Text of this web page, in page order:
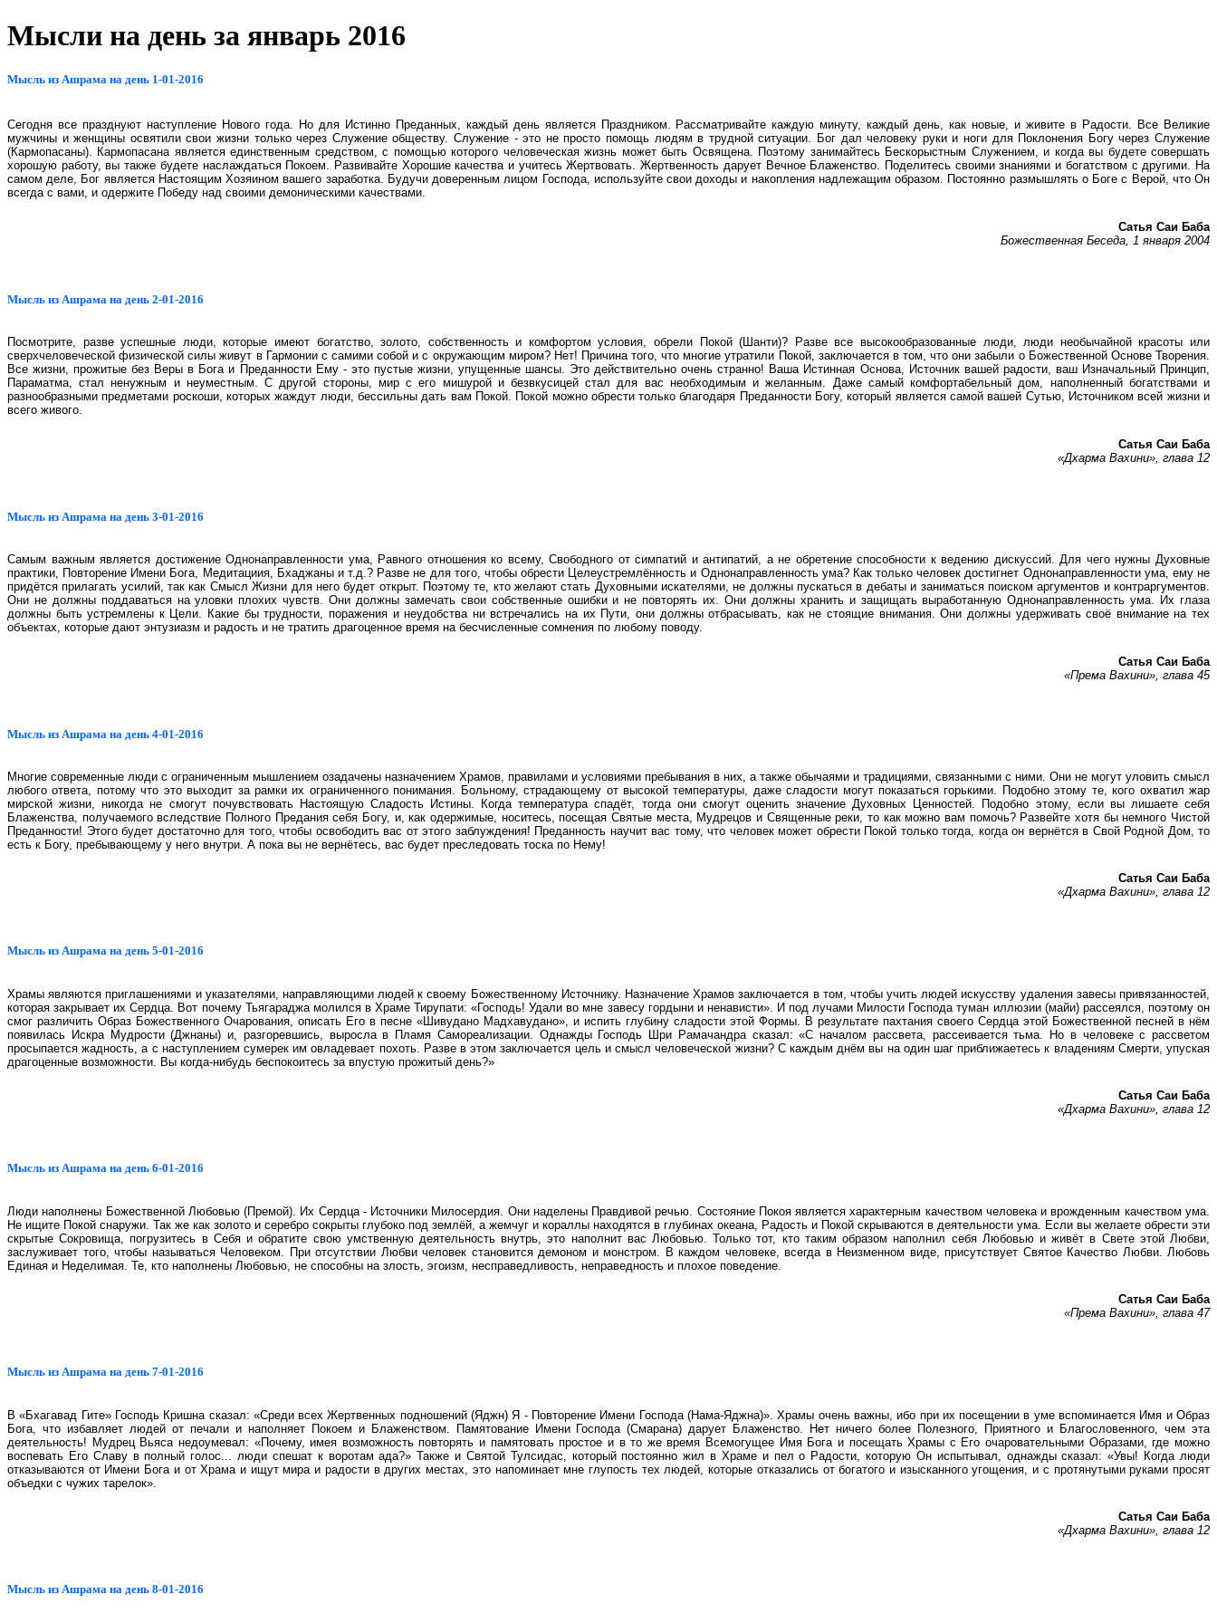
Мысли на день за январь 2016
Мысль из Ашрама на день 1-01-2016
Сегодня все празднуют наступление Нового года. Но для Истинно Преданных, каждый день является Праздником. Рассматривайте каждую минуту, каждый день, как новые, и живите в Радости. Все Великие
мужчины и женщины освятили свои жизни только через Служение обществу. Служение - это не просто помощь людям в трудной ситуации. Бог дал человеку руки и ноги для Поклонения Богу через Служение
(Кармопасаны). Кармопасана является единственным средством, с помощью которого человеческая жизнь может быть Освящена. Поэтому занимайтесь Бескорыстным Служением, и когда вы будете совершать
хорошую работу, вы также будете наслаждаться Покоем. Развивайте Хорошие качества и учитесь Жертвовать. Жертвенность дарует Вечное Блаженство. Поделитесь своими знаниями и богатством с другими. На
самом деле, Бог является Настоящим Хозяином вашего заработка. Будучи доверенным лицом Господа, используйте свои доходы и накопления надлежащим образом. Постоянно размышлять о Боге с Верой, что Он
всегда с вами, и одержите Победу над своими демоническими качествами.
Сатья Саи Баба
Божественная Беседа, 1 января 2004
Мысль из Ашрама на день 2-01-2016
Посмотрите, разве успешные люди, которые имеют богатство, золото, собственность и комфортом условия, обрели Покой (Шанти)? Разве все высокообразованные люди, люди необычайной красоты или
сверхчеловеческой физической силы живут в Гармонии с самими собой и с окружающим миром? Нет! Причина того, что многие утратили Покой, заключается в том, что они забыли о Божественной Основе Творения.
Все жизни, прожитые без Веры в Бога и Преданности Ему - это пустые жизни, упущенные шансы. Это действительно очень странно! Ваша Истинная Основа, Источник вашей радости, ваш Изначальный Принцип,
Параматма, стал ненужным и неуместным. С другой стороны, мир с его мишурой и безвкусицей стал для вас необходимым и желанным. Даже самый комфортабельный дом, наполненный богатствами и
разнообразными предметами роскоши, которых жаждут люди, бессильны дать вам Покой. Покой можно обрести только благодаря Преданности Богу, который является самой вашей Сутью, Источником всей жизни и
всего живого.
Сатья Саи Баба
«Дхарма Вахини», глава 12
Мысль из Ашрама на день 3-01-2016
Самым важным является достижение Однонаправленности ума, Равного отношения ко всему, Свободного от симпатий и антипатий, а не обретение способности к ведению дискуссий. Для чего нужны Духовные
практики, Повторение Имени Бога, Медитациия, Бхаджаны и т.д.? Разве не для того, чтобы обрести Целеустремлённость и Однонаправленность ума? Как только человек достигнет Однонаправленности ума, ему не
придётся прилагать усилий, так как Смысл Жизни для него будет открыт. Поэтому те, кто желают стать Духовными искателями, не должны пускаться в дебаты и заниматься поиском аргументов и контраргументов.
Они не должны поддаваться на уловки плохих чувств. Они должны замечать свои собственные ошибки и не повторять их. Они должны хранить и защищать выработанную Однонаправленность ума. Их глаза
должны быть устремлены к Цели. Какие бы трудности, поражения и неудобства ни встречались на их Пути, они должны отбрасывать, как не стоящие внимания. Они должны удерживать своё внимание на тех
объектах, которые дают энтузиазм и радость и не тратить драгоценное время на бесчисленные сомнения по любому поводу.
Сатья Саи Баба
«Према Вахини», глава 45
Мысль из Ашрама на день 4-01-2016
Многие современные люди с ограниченным мышлением озадачены назначением Храмов, правилами и условиями пребывания в них, а также обычаями и традициями, связанными с ними. Они не могут уловить смысл
любого ответа, потому что это выходит за рамки их ограниченного понимания. Больному, страдающему от высокой температуры, даже сладости могут показаться горькими. Подобно этому те, кого охватил жар
мирской жизни, никогда не смогут почувствовать Настоящую Сладость Истины. Когда температура спадёт, тогда они смогут оценить значение Духовных Ценностей. Подобно этому, если вы лишаете себя
Блаженства, получаемого вследствие Полного Предания себя Богу, и, как одержимые, носитесь, посещая Святые места, Мудрецов и Священные реки, то как можно вам помочь? Развейте хотя бы немного Чистой
Преданности! Этого будет достаточно для того, чтобы освободить вас от этого заблуждения! Преданность научит вас тому, что человек может обрести Покой только тогда, когда он вернётся в Свой Родной Дом, то
есть к Богу, пребывающему у него внутри. А пока вы не вернётесь, вас будет преследовать тоска по Нему!
Сатья Саи Баба
«Дхарма Вахини», глава 12
Мысль из Ашрама на день 5-01-2016
Храмы являются приглашениями и указателями, направляющими людей к своему Божественному Источнику. Назначение Храмов заключается в том, чтобы учить людей искусству удаления завесы привязанностей,
которая закрывает их Сердца. Вот почему Тьягараджа молился в Храме Тирупати: «Господь! Удали во мне завесу гордыни и ненависти». И под лучами Милости Господа туман иллюзии (майи) рассеялся, поэтому он
смог различить Образ Божественного Очарования, описать Его в песне «Шивудано Мадхавудано», и испить глубину сладости этой Формы. В результате пахтания своего Сердца этой Божественной песней в нём
появилась Искра Мудрости (Джнаны) и, разгоревшись, выросла в Пламя Самореализации. Однажды Господь Шри Рамачандра сказал: «С началом рассвета, рассеивается тьма. Но в человеке с рассветом
просыпается жадность, а с наступлением сумерек им овладевает похоть. Разве в этом заключается цель и смысл человеческой жизни? С каждым днём вы на один шаг приближаетесь к владениям Смерти, упуская
драгоценные возможности. Вы когда-нибудь беспокоитесь за впустую прожитый день?»
Сатья Саи Баба
«Дхарма Вахини», глава 12
Мысль из Ашрама на день 6-01-2016
Люди наполнены Божественной Любовью (Премой). Их Сердца - Источники Милосердия. Они наделены Правдивой речью. Состояние Покоя является характерным качеством человека и врожденным качеством ума.
Не ищите Покой снаружи. Так же как золото и серебро сокрыты глубоко под землёй, а жемчуг и кораллы находятся в глубинах океана, Радость и Покой скрываются в деятельности ума. Если вы желаете обрести эти
скрытые Сокровища, погрузитесь в Себя и обратите свою умственную деятельность внутрь, это наполнит вас Любовью. Только тот, кто таким образом наполнил себя Любовью и живёт в Свете этой Любви,
заслуживает того, чтобы называться Человеком. При отсутствии Любви человек становится демоном и монстром. В каждом человеке, всегда в Неизменном виде, присутствует Святое Качество Любви. Любовь
Единая и Неделимая. Те, кто наполнены Любовью, не способны на злость, эгоизм, несправедливость, неправедность и плохое поведение.
Сатья Саи Баба
«Према Вахини», глава 47
Мысль из Ашрама на день 7-01-2016
В «Бхагавад Гите» Господь Кришна сказал: «Среди всех Жертвенных подношений (Яджн) Я - Повторение Имени Господа (Нама-Яджна)». Храмы очень важны, ибо при их посещении в уме вспоминается Имя и Образ
Бога, что избавляет людей от печали и наполняет Покоем и Блаженством. Памятование Имени Господа (Смарана) дарует Блаженство. Нет ничего более Полезного, Приятного и Благословенного, чем эта
деятельность! Мудрец Вьяса недоумевал: «Почему, имея возможность повторять и памятовать простое и в то же время Всемогущее Имя Бога и посещать Храмы с Его очаровательными Образами, где можно
воспевать Его Славу в полный голос... люди спешат к воротам ада?» Также и Святой Тулсидас, который постоянно жил в Храме и пел о Радости, которую Он испытывал, однажды сказал: «Увы! Когда люди
отказываются от Имени Бога и от Храма и ищут мира и радости в других местах, это напоминает мне глупость тех людей, которые отказались от богатого и изысканного угощения, и с протянутыми руками просят
объедки с чужих тарелок».
Сатья Саи Баба
«Дхарма Вахини», глава 12
Мысль из Ашрама на день 8-01-2016